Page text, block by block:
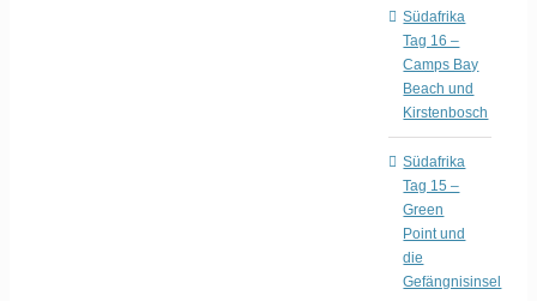
Südafrika
Tag 16 –
Camps Bay
Beach und
Kirstenbosch
Südafrika
Tag 15 –
Green
Point und
die
Gefängnisinsel